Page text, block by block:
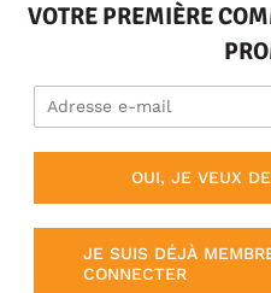
VOTRE PREMIÈRE
OUI, JE VEUX
JE SUIS DÉJÀ
CONNECTER